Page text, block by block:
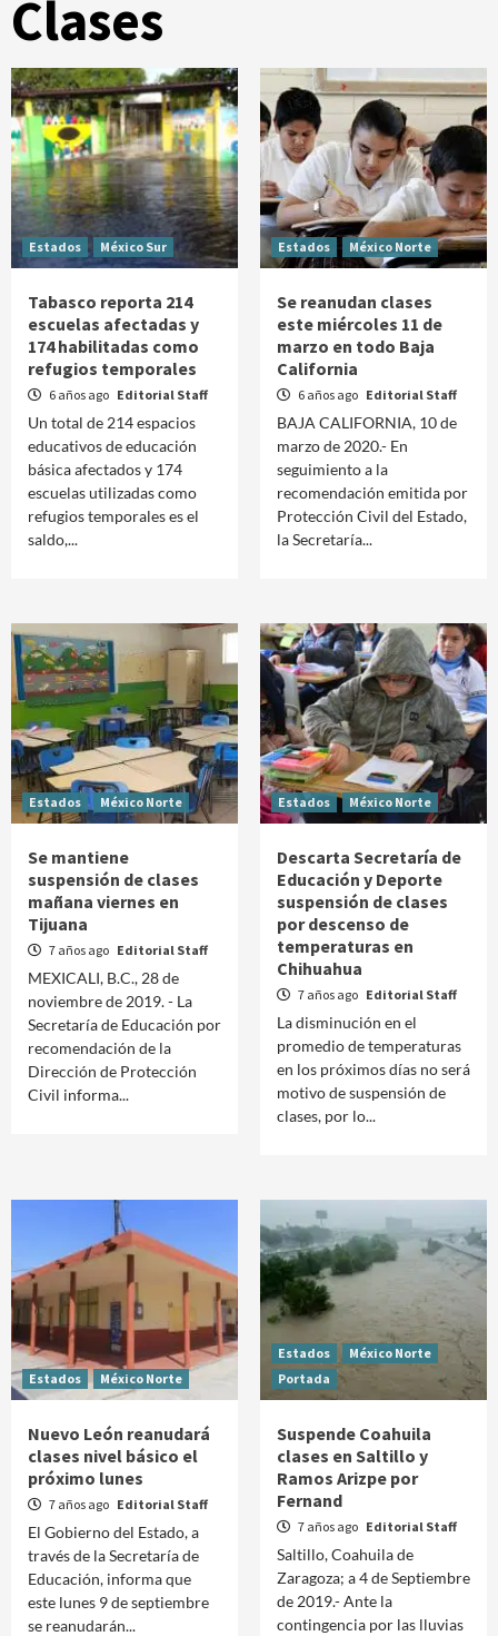
Clases
Estados México Sur
Tabasco reporta 214
escuelas afectadas y
174 habilitadas como
refugios temporales
6 años ago Editorial Staff
Un total de 214 espacios
educativos de educación
básica afectados y 174
escuelas utilizadas como
refugios temporales es el
saldo,...
Estados México Norte
Se reanudan clases
este miércoles 11 de
marzo en todo Baja
California
6 años ago Editorial Staff
BAJA CALIFORNIA, 10 de
marzo de 2020.- En
seguimiento a la
recomendación emitida por
Protección Civil del Estado,
la Secretaría...
Estados México Norte
Se mantiene
suspensión de clases
mañana viernes en
Tijuana
7 años ago Editorial Staff
MEXICALI, B.C., 28 de
noviembre de 2019. - La
Secretaría de Educación por
recomendación de la
Dirección de Protección
Civil informa...
Estados México Norte
Descarta Secretaría de
Educación y Deporte
suspensión de clases
por descenso de
temperaturas en
Chihuahua
7 años ago Editorial Staff
La disminución en el
promedio de temperaturas
en los próximos días no será
motivo de suspensión de
clases, por lo...
Estados México Norte
Nuevo León reanudará
clases nivel básico el
próximo lunes
7 años ago Editorial Staff
El Gobierno del Estado, a
través de la Secretaría de
Educación, informa que
este lunes 9 de septiembre
se reanudarán...
Estados
México Norte
Portada
Suspende Coahuila
clases en Saltillo y
Ramos Arizpe por
Fernand
7 años ago Editorial Staff
Saltillo, Coahuila de
Zaragoza; a 4 de Septiembre
de 2019.- Ante la
contingencia por las lluvias